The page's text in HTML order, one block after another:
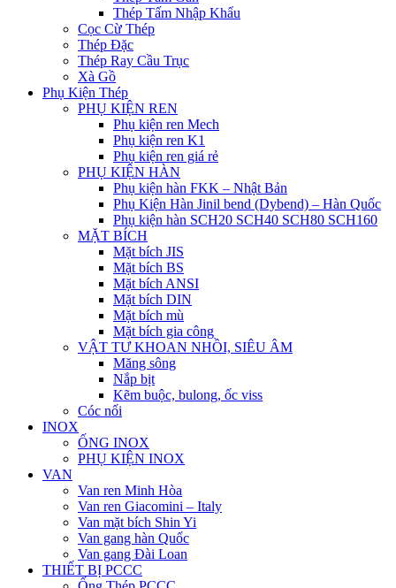
Thép Tấm Nhập Khẩu
Cọc Cừ Thép
Thép Đặc
Thép Ray Cầu Trục
Xà Gồ
Phụ Kiện Thép
PHỤ KIỆN REN
Phụ kiện ren Mech
Phụ kiện ren K1
Phụ kiện ren giá rẻ
PHỤ KIỆN HÀN
Phụ kiện hàn FKK – Nhật Bản
Phụ Kiện Hàn Jinil bend (Dybend) – Hàn Quốc
Phụ kiện hàn SCH20 SCH40 SCH80 SCH160
MẶT BÍCH
Mặt bích JIS
Mặt bích BS
Mặt bích ANSI
Mặt bích DIN
Mặt bích mù
Mặt bích gia công
VẬT TƯ KHOAN NHỒI, SIÊU ÂM
Măng sông
Nắp bịt
Kẽm buộc, bulong, ốc viss
Cóc nối
INOX
ỐNG INOX
PHỤ KIỆN INOX
VAN
Van ren Minh Hòa
Van ren Giacomini – Italy
Van mặt bích Shin Yi
Van gang hàn Quốc
Van gang Đài Loan
THIẾT BỊ PCCC